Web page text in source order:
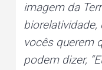
imagem da
biorelatividade,
vocês querem
podem dizer,